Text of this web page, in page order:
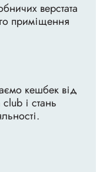
верстата
приміщення
кешбек від
і стань